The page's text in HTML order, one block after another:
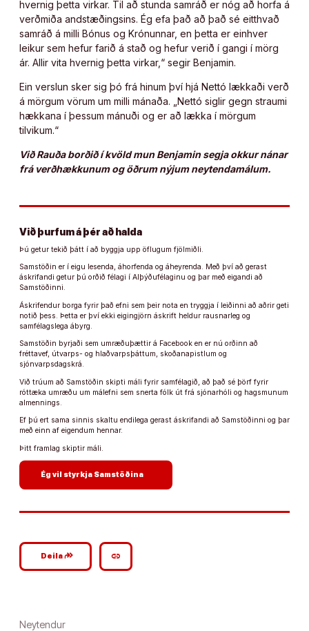
hvernig þetta virkar. Til að stunda samráð er nóg að horfa á
verðmiða andstæðingsins. Ég efa það að það sé eitthvað
samráð á milli Bónus og Krónunnar, en þetta er einhver
leikur sem hefur farið á stað og hefur verið í gangi í mörg
ár. Allir vita hvernig þetta virkar,“ segir Benjamin.
Ein verslun sker sig þó frá hinum því hjá Nettó lækkaði verð
á mörgum vörum um milli mánaða. „Nettó siglir gegn straumi
hækkana í þessum mánuði og er að lækka í mörgum
tilvikum.“
Við Rauða borðið í kvöld mun Benjamin segja okkur nánar
frá verðhækkunum og öðrum nýjum neytendamálum.
Við þurfum á þér að halda
Þú getur tekið þátt í að byggja upp öflugum fjölmiðli.
Samstöðin er í eigu lesenda, áhorfenda og áheyrenda. Með því að gerast
áskrifandi getur þú orðið félagi í Alþýðufélaginu og þar með eigandi að
Samstöðinni.
Áskrifendur borga fyrir það efni sem þeir nota en tryggja í leiðinni að aðrir geti
notið þess. Þetta er því ekki eigingjörn áskrift heldur rausnarleg og
samfélagslega ábyrg.
Samstöðin byrjaði sem umræðuþættir á Facebook en er nú orðinn að
fréttavef, útvarps- og hlaðvarpsþáttum, skoðanapistlum og
sjónvarpsdagskrá.
Við trúum að Samstöðin skipti máli fyrir samfélagið, að það sé þörf fyrir
róttæka umræðu um málefni sem snerta fólk út frá sjónarhóli og hagsmunum
almennings.
Ef þú ert sama sinnis skaltu endilega gerast áskrifandi að Samstöðinni og þar
með einn af eigendum hennar.
Þitt framlag skiptir máli.
Ég vil styrkja Samstöðina
Deilagoogle_plus_reshare link
Neytendur